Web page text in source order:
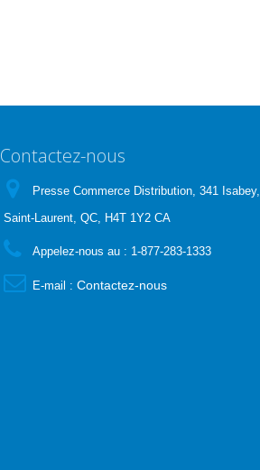
Contactez-nous
Presse Commerce Distribution, 341 Isabey,
Saint-Laurent, QC, H4T 1Y2 CA
Appelez-nous au : 1-877-283-1333
E-mail : Contactez-nous